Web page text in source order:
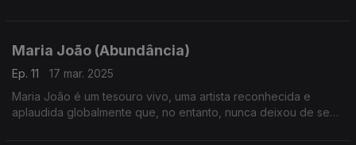
Maria João (Abundância)
Ep. 11
17 mar. 2025
Maria João é um tesouro vivo, uma artista reconhecida e
aplaudida globalmente que, no entanto, nunca deixou de se